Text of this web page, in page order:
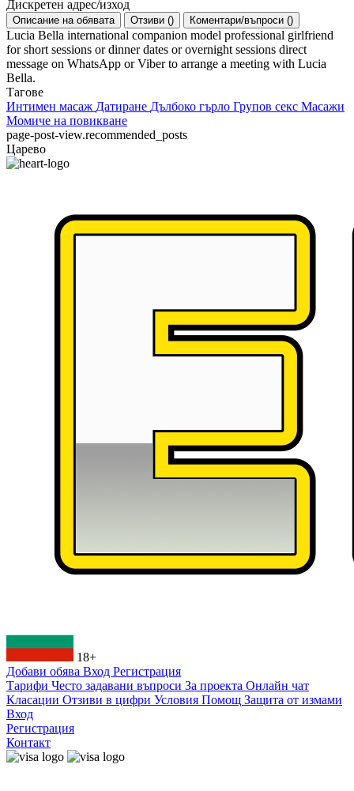
Дискретен адрес/изход
Описание на обявата Отзиви () Коментари/въпроси ()
Lucia Bella international companion model professional girlfriend
for short sessions or dinner dates or overnight sessions direct
message on WhatsApp or Viber to arrange a meeting with Lucia
Bella.
Тагове
Интимен масаж Датиране Дълбоко гърло Групов секс Масажи
Момиче на повикване
page-post-view.recommended_posts
Царево
18+
Добави обява Вход Регистрация
Тарифи Често задавани въпроси За проекта Онлайн чат
Класации Отзиви в цифри Условия Помощ Защита от измами
Вход
Регистрация
Контакт